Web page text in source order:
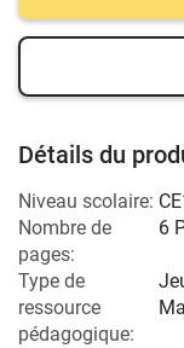
Détails du
Niveau scolaire:
Nombre de
pages:
6
Type de
ressource
pédagogique: